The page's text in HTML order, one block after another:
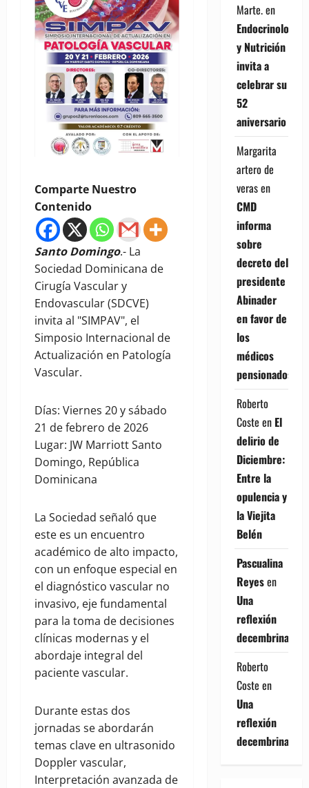
Comparte Nuestro
Contenido
Santo Domingo.- La
Sociedad Dominicana de
Cirugía Vascular y
Endovascular (SDCVE)
invita al "SIMPAV", el
Simposio Internacional de
Actualización en Patología
Vascular.
Días: Viernes 20 y sábado
21 de febrero de 2026
Lugar: JW Marriott Santo
Domingo, República
Dominicana
La Sociedad señaló que
este es un encuentro
académico de alto impacto,
con un enfoque especial en
el diagnóstico vascular no
invasivo, eje fundamental
para la toma de decisiones
clínicas modernas y el
abordaje integral del
paciente vascular.
Durante estas dos
jornadas se abordarán
temas clave en ultrasonido
Doppler vascular,
Interpretación avanzada de
Marte.en
Endocrinología
y Nutrición
invita a
celebrar su
52
aniversario
Margarita
artero de
verasen
CMD
informa
sobre
decreto del
presidente
Abinader
en favor de
los
médicos
pensionados
Roberto
Coste en El
delirio de
Diciembre:
Entre la
opulencia y
la Viejita
Belén
Pascualina
Reyesen
Una
reflexión
decembrina
Roberto
Coste en
Una
reflexión
decembrina